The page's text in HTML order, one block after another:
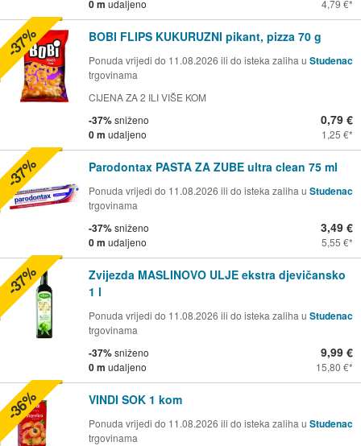
0 m udaljeno 4,79 €
BOBI FLIPS KUKURUZNI pikant, pizza 70 g
Ponuda vrijedi do 11.08.2026 ili do isteka zaliha u Studenac
trgovinama
CIJENA ZA 2 ILI VIŠE KOM
-37%sniženo
0 m udaljeno
0,79 €
1,25 €
-37%
Parodontax PASTA ZA ZUBE ultra clean 75 ml
Ponuda vrijedi do 11.08.2026 ili do isteka zaliha u Studenac
trgovinama
-37%sniženo
0 m udaljeno
3,49 €
5,55 €
-37%
Zvijezda MASLINOVO ULJE ekstra djevičansko
1 l
Ponuda vrijedi do 11.08.2026 ili do isteka zaliha u Studenac
trgovinama
-37%sniženo
0 m udaljeno
9,99 €
15,80 €
-37%
VINDI SOK 1 kom
Ponuda vrijedi do 11.08.2026 ili do isteka zaliha u Studenac
trgovinama
-36%